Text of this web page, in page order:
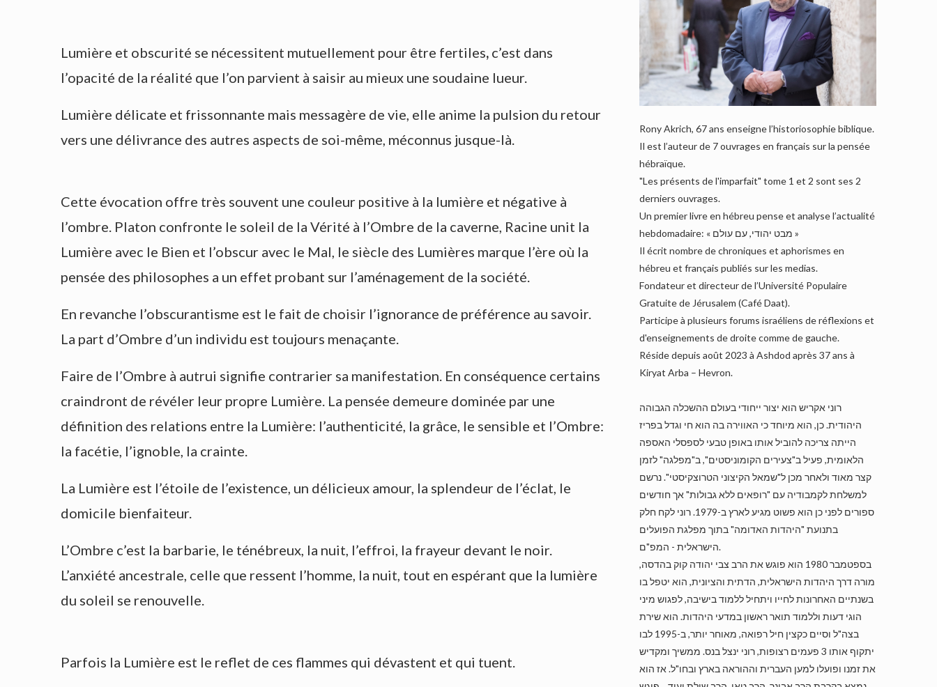
Lumière et obscurité se nécessitent mutuellement pour être fertiles, c’est dans
l’opacité de la réalité que l’on parvient à saisir au mieux une soudaine lueur.
Lumière délicate et frissonnante mais messagère de vie, elle anime la pulsion du retour
vers une délivrance des autres aspects de soi-même, méconnus jusque-là.
Cette évocation offre très souvent une couleur positive à la lumière et négative à
l’ombre. Platon confronte le soleil de la Vérité à l’Ombre de la caverne, Racine unit la
Lumière avec le Bien et l’obscur avec le Mal, le siècle des Lumières marque l’ère où la
pensée des philosophes a un effet probant sur l’aménagement de la société.
En revanche l’obscurantisme est le fait de choisir l’ignorance de préférence au savoir.
La part d’Ombre d’un individu est toujours menaçante.
Faire de l’Ombre à autrui signifie contrarier sa manifestation. En conséquence certains
craindront de révéler leur propre Lumière. La pensée demeure dominée par une
définition des relations entre la Lumière: l’authenticité, la grâce, le sensible et l’Ombre:
la facétie, l’ignoble, la crainte.
La Lumière est l’étoile de l’existence, un délicieux amour, la splendeur de l’éclat, le
domicile bienfaiteur.
L’Ombre c’est la barbarie, le ténébreux, la nuit, l’effroi, la frayeur devant le noir.
L’anxiété ancestrale, celle que ressent l’homme, la nuit, tout en espérant que la lumière
du soleil se renouvelle.
Parfois la Lumière est le reflet de ces flammes qui dévastent et qui tuent.
Rony Akrich, 67 ans enseigne l’historiosophie biblique.
Il est l’auteur de 7 ouvrages en français sur la pensée
hébraïque.
"Les présents de l'imparfait" tome 1 et 2 sont ses 2
derniers ouvrages.
Un premier livre en hébreu pense et analyse l’actualité
hebdomadaire: « מבט יהודי, עם עולם »
Il écrit nombre de chroniques et aphorismes en
hébreu et français publiés sur les medias.
Fondateur et directeur de l’Université Populaire
Gratuite de Jérusalem (Café Daat).
Participe à plusieurs forums israéliens de réflexions et
d'enseignements de droite comme de gauche.
Réside depuis août 2023 à Ashdod après 37 ans à
Kiryat Arba – Hevron.
רוני אקריש הוא יצור ייחודי בעולם ההשכלה הגבוהה
היהודית. כן, הוא מיוחד כי האווירה בה הוא חי וגדל בפריז
הייתה צריכה להוביל אותו באופן טבעי לספסלי האספה
הלאומית, פעיל ב"צעירים הקומוניסטים", ב"מפלגה" לזמן
קצר מאוד ולאחר מכן ל"שמאל הקיצוני הטרוצקיסטי". נרשם
למשלחת לקמבודיה עם "רופאים ללא גבולות" אך חודשים
ספורים לפני כן הוא פשוט מגיע לארץ ב-1979. רוני לקח חלק
בתנועת "היהדות האדומה" בתוך מפלגת הפועלים
הישראלית - המפ"ם.
בספטמבר 1980 הוא פוגש את הרב צבי יהודה קוק בהדסה,
מורה דרך היהדות הישראלית, הדתית והציונית, הוא יטפל בו
בשנתיים האחרונות לחייו ויתחיל ללמוד בישיבה, לפגוש מיני
הוגי דעות וללמוד תואר ראשון במדעי היהדות. הוא שירת
בצה"ל וסיים כקצין חיל רפואה, מאוחר יותר, ב-1995 לבו
יתקוף אותו 3 פעמים רצופות, רוני ינצל בנס. ממשיך ומקדיש
את זמנו ופועלו למען העברית וההוראה בארץ ובחו"ל. אז הוא